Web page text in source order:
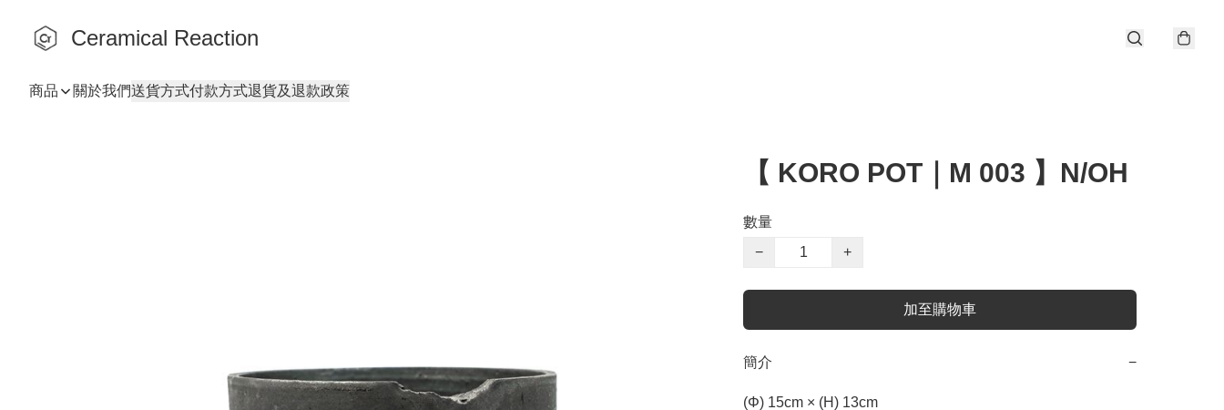
Ceramical Reaction
商品 關於我們送貨方式付款方式退貨及退款政策
【 KORO POT｜M 003 】N/OH
數量
−
+
加至購物車
簡介 −
(Φ) 15cm × (H) 13cm